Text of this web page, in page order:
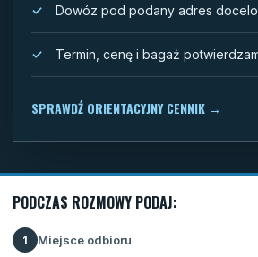
Dowóz pod podany adres
Termin, cenę i bagaż
SPRAWDŹ ORIENTACYJNY CENNIK →
PODCZAS ROZMOWY PODAJ:
1 Miejsce odbioru